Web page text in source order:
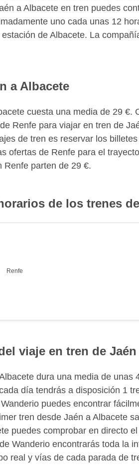
a Albacete en tren puedes
uno cada unas 12
de Albacete. La
a Albacete
cuesta una media de 29 €.
Renfe para viajar en tren de
de tren es reservar los
ofertas de Renfe para el
Renfe parten de 29 €.
de los trenes
Renfe
viaje en tren de Jaén
dura una media de unas
día tendrás a disposición 1
puedes encontrar
tren desde Jaén a Albacete
puedes comprobar en directo
Wanderio encontrarás toda la
real y vías de cada parada de